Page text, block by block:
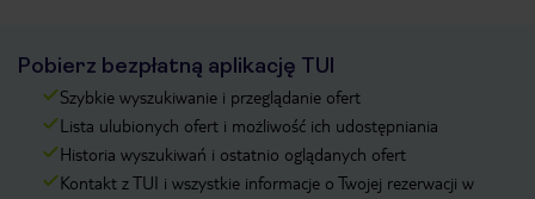
Pobierz bezpłatną aplikację TUI
Szybkie wyszukiwanie i przeglądanie ofert
Lista ulubionych ofert i możliwość ich udostępniania
Historia wyszukiwań i ostatnio oglądanych ofert
Kontakt z TUI i wszystkie informacje o Twojej rezerwacji w